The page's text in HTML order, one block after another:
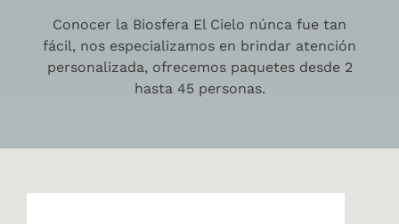
Conocer la Biosfera El Cielo núnca fue tan
fácil, nos especializamos en brindar atención
personalizada, ofrecemos paquetes desde 2
hasta 45 personas.